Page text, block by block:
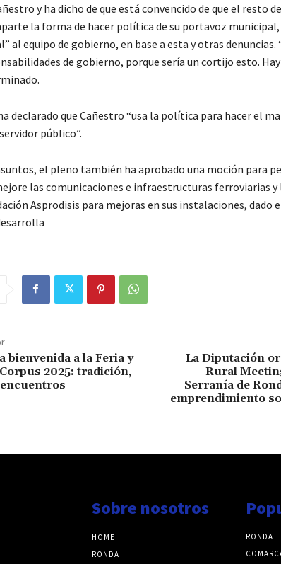
y ha dicho de que está convencido de que el resto
la forma de hacer política de su portavoz municipal,
al equipo de gobierno, en base a esta y otras denuncias.
de gobierno, porque sería un cortijo esto.
declarado que Cañestro “usa la política para hacer el
público”.
el pleno también ha aprobado una moción para
las comunicaciones e infraestructuras ferroviarias
Asprodisis para mejoras en sus instalaciones, dado
bienvenida a la Feria y
2025: tradición,
La Diputación
Rural
Serranía de
emprendimiento
Sobre nosotros
HOME
RONDA
RONDA